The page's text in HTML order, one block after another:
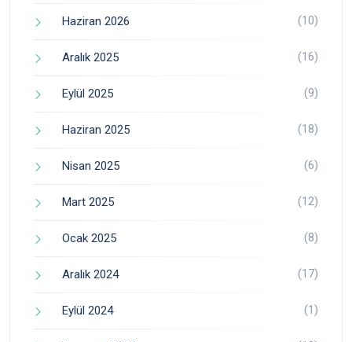
Haziran 2026 (10)
Aralık 2025 (16)
Eylül 2025 (9)
Haziran 2025 (18)
Nisan 2025 (6)
Mart 2025 (12)
Ocak 2025 (8)
Aralık 2024 (17)
Eylül 2024 (1)